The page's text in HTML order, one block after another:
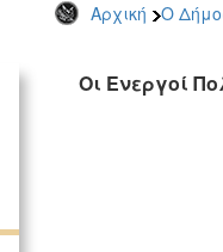
Αρχική Ο
Οι Ενεργοί